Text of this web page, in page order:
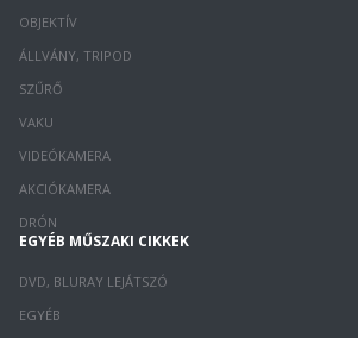
OBJEKTÍV
ÁLLVÁNY, TRIPOD
SZŰRŐ
VAKU
VIDEÓKAMERA
AKCIÓKAMERA
DRÓN
EGYÉB MŰSZAKI CIKKEK
DVD, BLURAY LEJÁTSZÓ
EGYÉB